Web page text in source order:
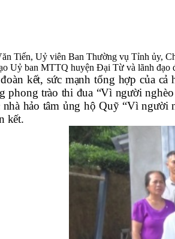
Tiến, Uỷ viên Ban Thường vụ Tỉnh ủy,
Uỷ ban MTTQ huyện Đại Từ và lãnh đạo
kết, sức mạnh tổng hợp của cả
phong trào thi đua “Vì người
hảo tâm ủng hộ Quỹ “Vì
kết.